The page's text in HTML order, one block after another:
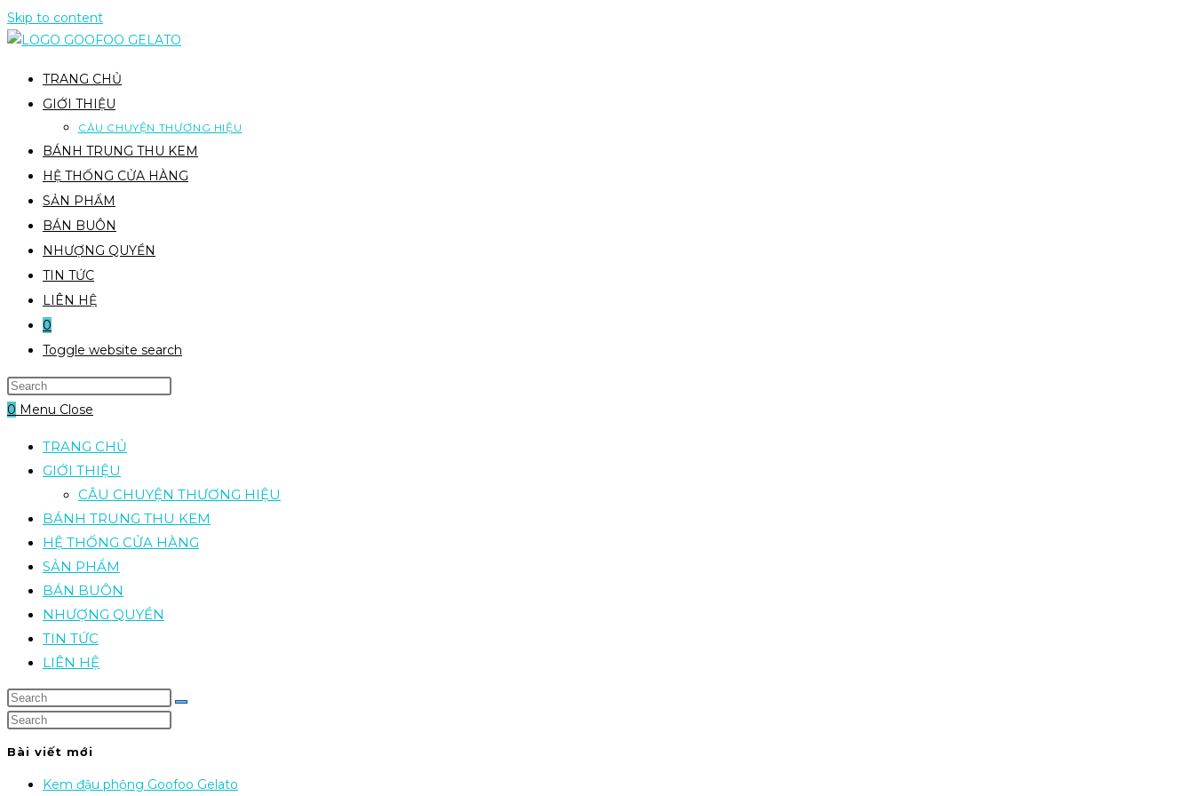
Skip to content
TRANG CHỦ
GIỚI THIỆU
CÂU CHUYỆN THƯƠNG HIỆU
BÁNH TRUNG THU KEM
HỆ THỐNG CỬA HÀNG
SẢN PHẨM
BÁN BUÔN
NHƯỢNG QUYỀN
TIN TỨC
LIÊN HỆ
0
Toggle website search
0 Menu Close
TRANG CHỦ
GIỚI THIỆU
CÂU CHUYỆN THƯƠNG HIỆU
BÁNH TRUNG THU KEM
HỆ THỐNG CỬA HÀNG
SẢN PHẨM
BÁN BUÔN
NHƯỢNG QUYỀN
TIN TỨC
LIÊN HỆ
Bài viết mới
Kem đậu phộng Goofoo Gelato